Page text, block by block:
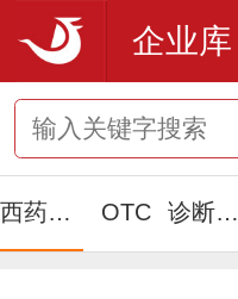
企业库
西药产品 OTC 诊断试剂